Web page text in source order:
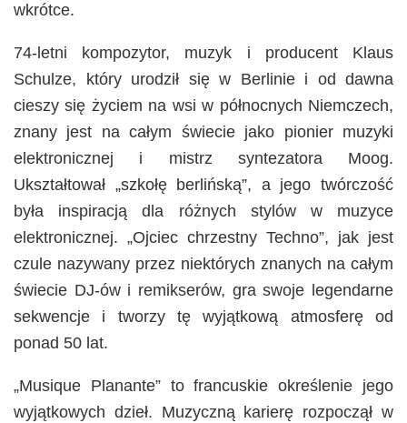
wkrótce.
74-letni kompozytor, muzyk i producent Klaus
Schulze, który urodził się w Berlinie i od dawna
cieszy się życiem na wsi w północnych Niemczech,
znany jest na całym świecie jako pionier muzyki
elektronicznej i mistrz syntezatora Moog.
Ukształtował „szkołę berlińską”, a jego twórczość
była inspiracją dla różnych stylów w muzyce
elektronicznej. „Ojciec chrzestny Techno”, jak jest
czule nazywany przez niektórych znanych na całym
świecie DJ-ów i remikserów, gra swoje legendarne
sekwencje i tworzy tę wyjątkową atmosferę od
ponad 50 lat.
„Musique Planante” to francuskie określenie jego
wyjątkowych dzieł. Muzyczną karierę rozpoczął w